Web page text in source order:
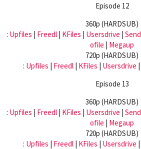
Episode 12
360p (HARDSUB)
: Upfiles | Freedl| KFiles | Usersdrive | Send
ofile | Megaup
720p (HARDSUB)
: Upfiles | Freedl| KFiles | Usersdrive |
Episode 13
360p (HARDSUB)
: Upfiles | Freedl| KFiles | Usersdrive | Send
ofile | Megaup
720p (HARDSUB)
: Upfiles | Freedl| KFiles | Usersdrive |